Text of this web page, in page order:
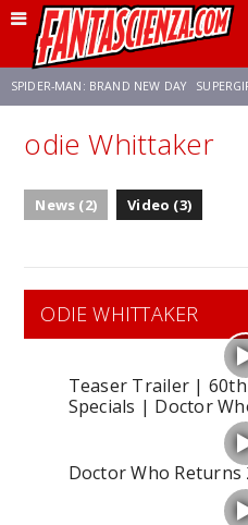
SPIDER-MAN: BRAND NEW DAY
FRANCO RICCIARDIELLO ZENDAYA
odie Whittaker
News (2) Video (3)
ODIE WHITTAKER
Teaser Trailer |
Specials | Doctor
Doctor Who Returns